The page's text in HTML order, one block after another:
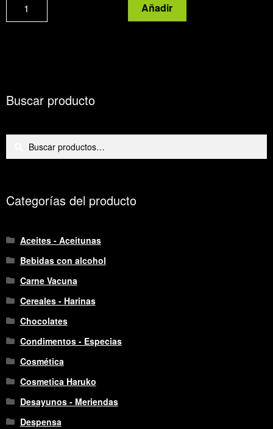
púrpura
Añadir
Buscar producto
Buscar
Buscar
Categorías del producto
Aceites - Aceitunas
Bebidas con alcohol
Carne Vacuna
Cereales - Harinas
Chocolates
Condimentos - Especias
Cosmética
Cosmetica Haruko
Desayunos - Meriendas
Despensa